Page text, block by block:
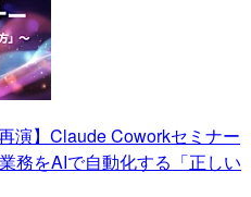
演】Claude Coworkセミナー
務をAIで自動化する「正しい